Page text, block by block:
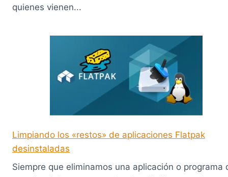
quienes vienen...
Limpiando los «restos» de aplicaciones Flatpak
desinstaladas
Siempre que eliminamos una aplicación o programa